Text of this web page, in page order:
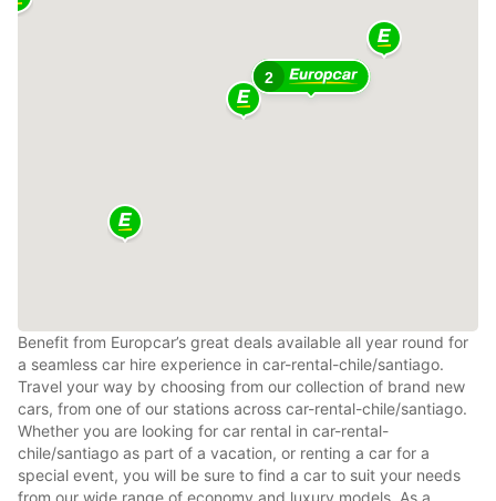
2
Benefit from Europcar’s great deals available all year round for
a seamless car hire experience in car-rental-chile/santiago.
Travel your way by choosing from our collection of brand new
cars, from one of our stations across car-rental-chile/santiago.
Whether you are looking for car rental in car-rental-
chile/santiago as part of a vacation, or renting a car for a
special event, you will be sure to find a car to suit your needs
from our wide range of economy and luxury models. As a